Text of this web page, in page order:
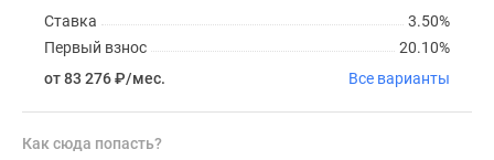
3.50%
Ставка
20.10%
Первый взнос
от 83 276₽/мес. Все варианты
Как сюда попасть?